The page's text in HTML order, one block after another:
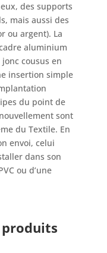
des supports
mais aussi des
ou argent). La
aluminium
cousus en
insertion simple
du point de
sont
du Textile. En
envoi, celui
dans son
ou d’une
produits